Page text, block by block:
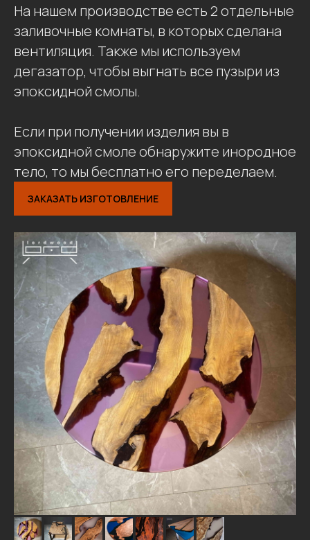
На нашем производстве есть 2 отдельные
заливочные комнаты, в которых сделана
вентиляция. Также мы используем
дегазатор, чтобы выгнать все пузыри из
эпоксидной смолы.
Если при получении изделия вы в
эпоксидной смоле обнаружите инородное
тело, то мы бесплатно его переделаем.
ЗАКАЗАТЬ ИЗГОТОВЛЕНИЕ